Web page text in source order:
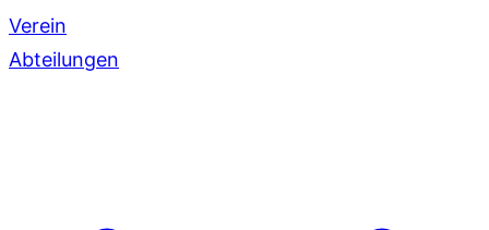
Verein
Abteilungen